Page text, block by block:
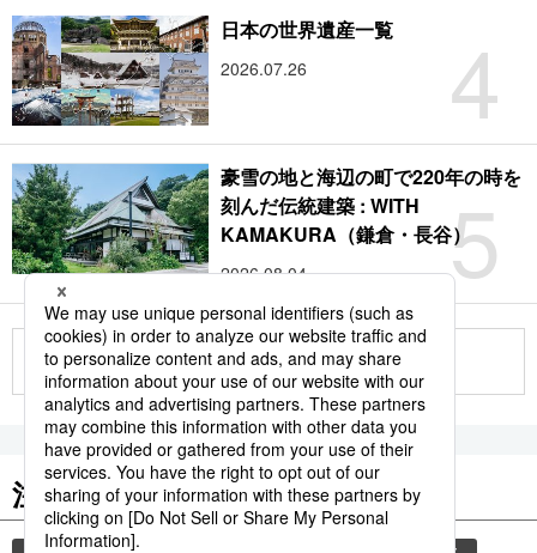
4
日本の世界遺産一覧
2026.07.26
5
豪雪の地と海辺の町で220年の時を
刻んだ伝統建築 : WITH
KAMAKURA（鎌倉・長谷）
2026.08.04
もっと見る
注目のキーワード